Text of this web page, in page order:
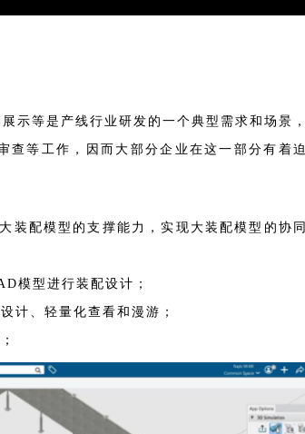
示等是产线行业研发的一个典型需求和场景，
查等工作，因而大部分企业在这一部分有着迫
装配模型的支撑能力，实现大装配模型的协同
模型进行装配设计；
计、轻量化查看和漫游；